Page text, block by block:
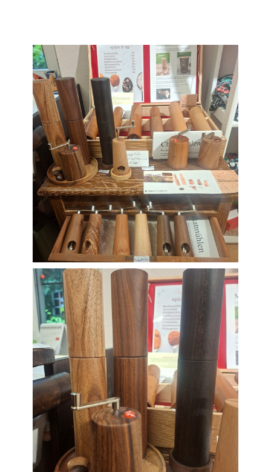
Sepp Kempf
Wir freuen uns, dass wir von Juni -
August 2026 Sepp Kempf mit
Holzmühlen bei uns im Extrigs